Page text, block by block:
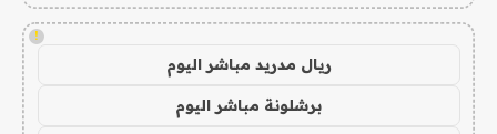
!
ريال مدريد مباشر اليوم
برشلونة مباشر اليوم